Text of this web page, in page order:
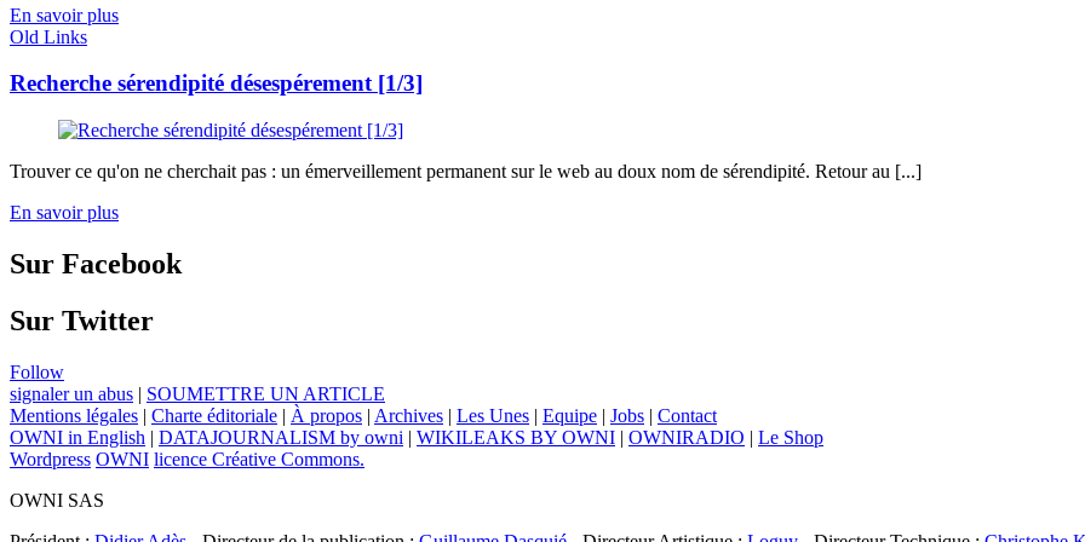
En savoir plus
Old Links
Recherche sérendipité désespérement [1/3]
Trouver ce qu'on ne cherchait pas : un émerveillement permanent sur le web au doux nom de sérendipité. Retour au [...]
En savoir plus
Sur Facebook
Sur Twitter
Follow
signaler un abus | SOUMETTRE UN ARTICLE
Mentions légales | Charte éditoriale | À propos | Archives | Les Unes | Equipe | Jobs | Contact
OWNI in English | DATAJOURNALISM by owni | WIKILEAKS BY OWNI | OWNIRADIO | Le Shop
Wordpress OWNI licence Créative Commons.
OWNI SAS